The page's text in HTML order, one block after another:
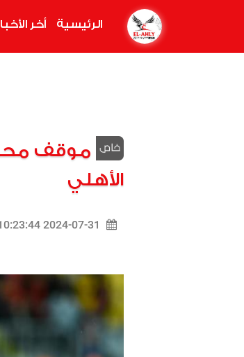
الرئيسية أخر
موقف
الأهلي
2024-07-31 10:23:44